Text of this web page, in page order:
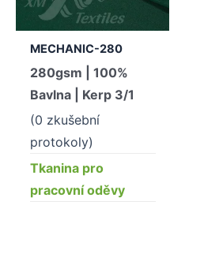
MECHANIC-280
280gsm | 100%
Bavlna | Kerp 3/1
(0 zkušební
protokoly)
Tkanina pro
pracovní oděvy